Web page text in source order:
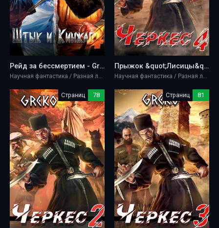
Рейд за бессмертием - Greko
Научная фантастика / Разная литература
Прыжок &quot;Лисицы&quot; - Greko
Научная фантастика / Разная литература
Страниц 78 Страниц 81